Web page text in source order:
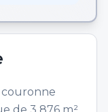
couronne